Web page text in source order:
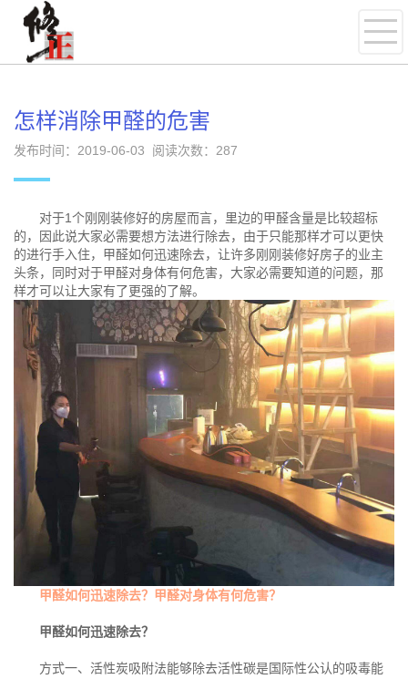
怎样消除甲醛的危害
发布时间：2019-06-03 阅读次数： 287
对于1个刚刚装修好的房屋而言，里边的甲醛含量是比较超标
的，因此说大家必需要想方法进行除去，由于只能那样才可以更快
的进行手入住，甲醛如何迅速除去，让许多刚刚装修好房子的业主
头条，同时对于甲醛对身体有何危害，大家必需要知道的问题，那
样才可以让大家有了更强的了解。
甲醛如何迅速除去？甲醛对身体有何危害？
甲醛如何迅速除去？
方式一、活性炭吸附法能够除去活性碳是国际性公认的吸毒能